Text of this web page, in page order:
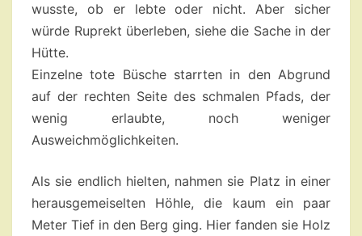
wusste, ob er lebte oder nicht. Aber sicher
würde Ruprekt überleben, siehe die Sache in der
Hütte.
Einzelne tote Büsche starrten in den Abgrund
auf der rechten Seite des schmalen Pfads, der
wenig erlaubte, noch weniger
Ausweichmöglichkeiten.
Als sie endlich hielten, nahmen sie Platz in einer
herausgemeiselten Höhle, die kaum ein paar
Meter Tief in den Berg ging. Hier fanden sie Holz